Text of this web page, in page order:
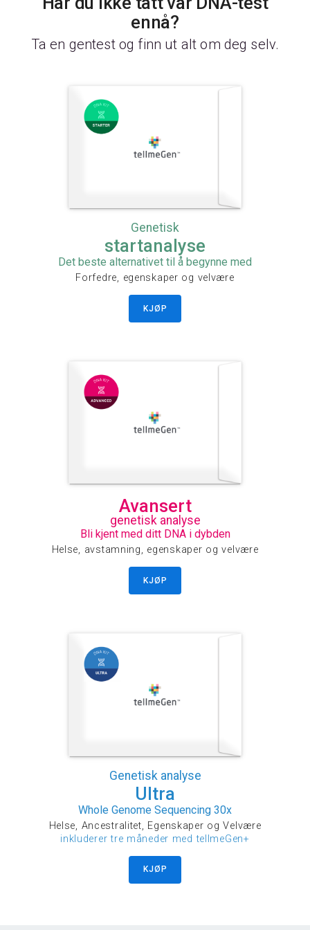
ennå?
Ta en gentest og finn ut alt om deg selv.
Genetisk
startanalyse
Det beste alternativet til å begynne med
Forfedre, egenskaper og velvære
KJØP
Avansert
genetisk analyse
Bli kjent med ditt DNA i dybden
Helse, avstamning, egenskaper og velvære
KJØP
Genetisk analyse
Ultra
Whole Genome Sequencing 30x
Helse, Ancestralitet, Egenskaper og Velvære
inkluderer tre måneder med tellmeGen+
KJØP